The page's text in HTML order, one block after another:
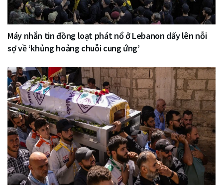
Máy nhắn tin đồng loạt phát nổ ở Lebanon dấy lên nỗi
sợ về ‘khủng hoảng chuỗi cung ứng’